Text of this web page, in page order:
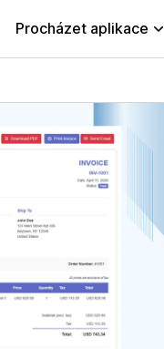
Procházet aplikace